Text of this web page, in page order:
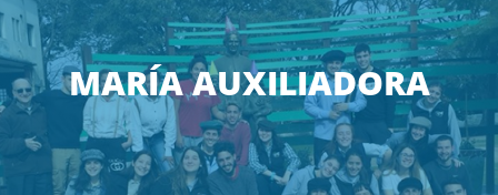
MARÍA AUXILIADORA